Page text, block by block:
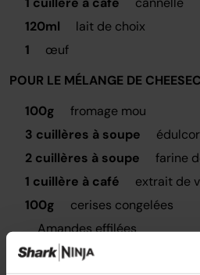
120ml
lait de choix
1
œuf
POUR LE MÉLANGE DE
100g
fromage mou
3 cuillères à soupe
2 cuillères à soupe
farine
1 cuillère à café
extrait de
100g
cerises congelées
Amandes effilées